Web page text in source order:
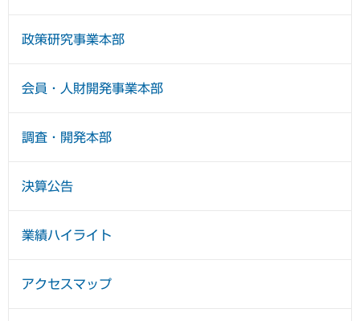
政策研究事業本部
会員・人財開発事業本部
調査・開発本部
決算公告
業績ハイライト
アクセスマップ